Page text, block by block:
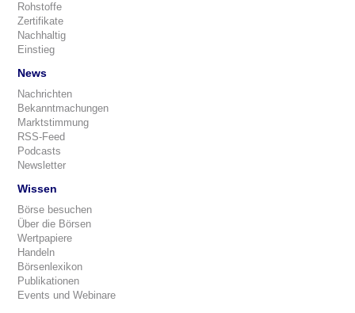
Rohstoffe
Zertifikate
Nachhaltig
Einstieg
News
Nachrichten
Bekanntmachungen
Marktstimmung
RSS-Feed
Podcasts
Newsletter
Wissen
Börse besuchen
Über die Börsen
Wertpapiere
Handeln
Börsenlexikon
Publikationen
Events und Webinare